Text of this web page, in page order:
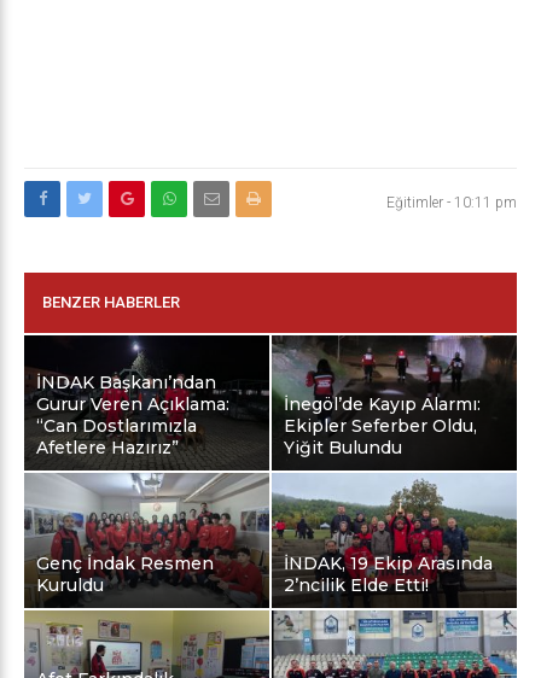
Eğitimler - 10:11 pm
BENZER HABERLER
İNDAK Başkanı’ndan
Gurur Veren Açıklama:
“Can Dostlarımızla
Afetlere Hazırız”
İnegöl’de Kayıp Alarmı:
Ekipler Seferber Oldu,
Yiğit Bulundu
Genç İndak Resmen
Kuruldu
İNDAK, 19 Ekip Arasında
2’ncilik Elde Etti!